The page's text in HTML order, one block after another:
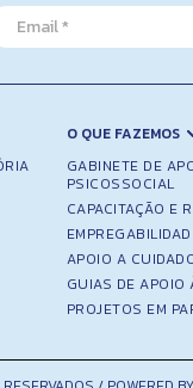
O QUE FAZEMOS
GABINETE DE
PSICOSSOCIAL
CAPACITAÇÃO E
APOIO A
GUIAS DE APOIO
PROJETOS EM